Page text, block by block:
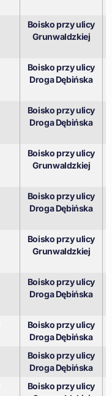
Boisko przy ulicy
Grunwaldzkiej
Boisko przy ulicy
Droga Dębińska
Boisko przy ulicy
Droga Dębińska
Boisko przy ulicy
Grunwaldzkiej
Boisko przy ulicy
Droga Dębińska
Boisko przy ulicy
Grunwaldzkiej
Boisko przy ulicy
Droga Dębińska
Boisko przy ulicy
Droga Dębińska
Boisko przy ulicy
Droga Dębińska
Boisko przy ulicy